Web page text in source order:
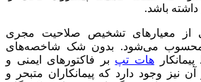
داشته باشد.
از معیارهای تشخیص صلاحیت مجری
محسوب می‌شود. بدون شک شاخصه‌های
هات تپ بر فاکتورهای ایمنی و
نیز وجود دارد که پیمانکاران متبحر و